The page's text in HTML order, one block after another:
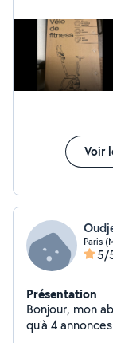
air/pneu sur
Voir
Paris
5/
Présentation
Bonjour, mon
qu'à 4